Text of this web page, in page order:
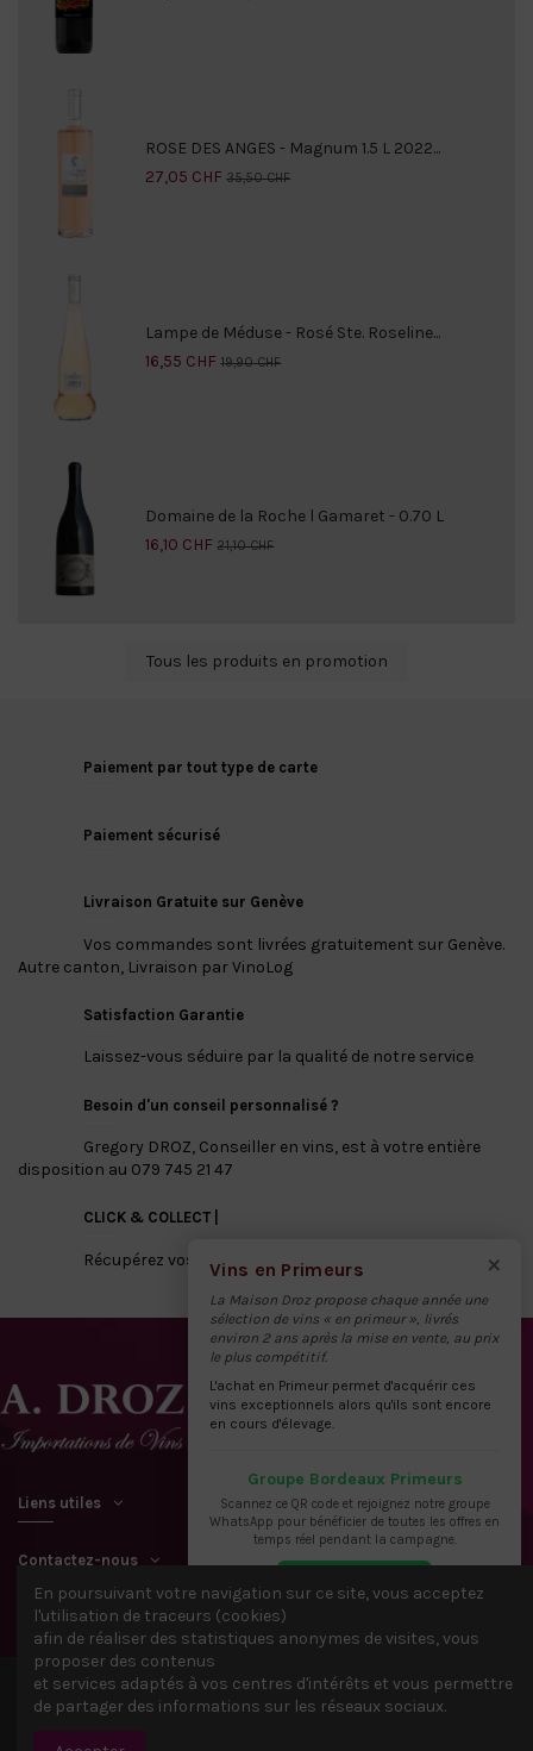
ROSE DES ANGES - Magnum 1.5 L 2022...
27,05 CHF 35,50 CHF
Lampe de Méduse - Rosé Ste. Roseline...
16,55 CHF 19,90 CHF
Domaine de la Roche l Gamaret - 0.70 L
16,10 CHF 21,10 CHF
Tous les produits en promotion
Paiement par tout type de carte
Paiement sécurisé
Livraison Gratuite sur Genève
Vos commandes sont livrées gratuitement sur Genève.
Autre canton, Livraison par VinoLog
Satisfaction Garantie
Laissez-vous séduire par la qualité de notre service
Besoin d'un conseil personnalisé ?
Gregory DROZ, Conseiller en vins, est à votre entière
disposition au 079 745 21 47
CLICK & COLLECT |
Récupérez vos vins directement à notre dépôt
Liens utiles
Contactez-nous
© 2021 Tous droits réservés A. DROZ & FILS - IDACTIV &
×
Vins en Primeurs
La Maison Droz propose chaque année une
sélection de vins « en primeur », livrés
environ 2 ans après la mise en vente, au prix
le plus compétitif.
L'achat en Primeur permet d'acquérir ces
vins exceptionnels alors qu'ils sont encore
en cours d'élevage.
Groupe Bordeaux Primeurs
Scannez ce QR code et rejoignez notre groupe
WhatsApp pour bénéficier de toutes les offres en
temps réel pendant la campagne.
En poursuivant votre navigation sur ce site, vous acceptez
l'utilisation de traceurs (cookies)
afin de réaliser des statistiques anonymes de visites, vous
proposer des contenus
et services adaptés à vos centres d'intérêts et vous permettre
de partager des informations sur les réseaux sociaux.